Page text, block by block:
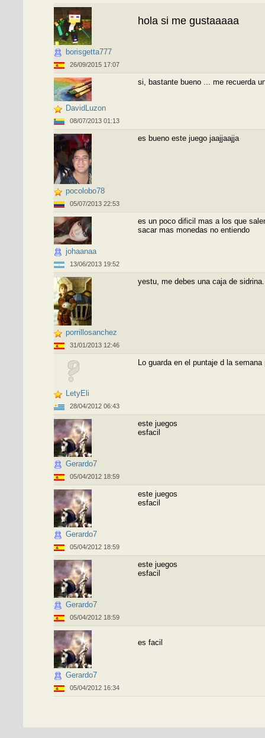
borisgetta777
26/09/2015 17:07
hola si me gustaaaaa
DavidLuzon
08/07/2013 01:13
si, bastante bueno ... me recuerda
pocolobo78
05/07/2013 22:53
es bueno este juego jaajjaajja
johaanaa
13/06/2013 19:52
es un poco dificil mas a los que
sacar mas monedas no entiendo
porrillosanchez
31/01/2013 12:46
yestu, me debes una caja de sidrina.
LetyEli
28/04/2012 06:43
Lo guarda en el puntaje d la semana
Gerardo7
05/04/2012 18:59
este juegos
esfacil
Gerardo7
05/04/2012 18:59
este juegos
esfacil
Gerardo7
05/04/2012 18:59
este juegos
esfacil
Gerardo7
05/04/2012 16:34
es facil